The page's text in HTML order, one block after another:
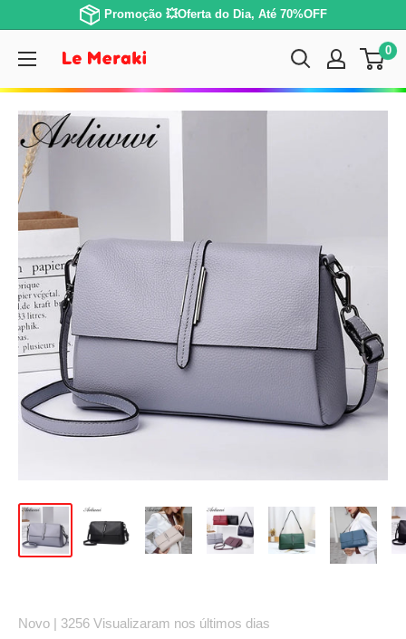
Promoção 💥Oferta do Dia, Até 70%OFF
0
Novo | 3256 Visualizaram nos últimos dias